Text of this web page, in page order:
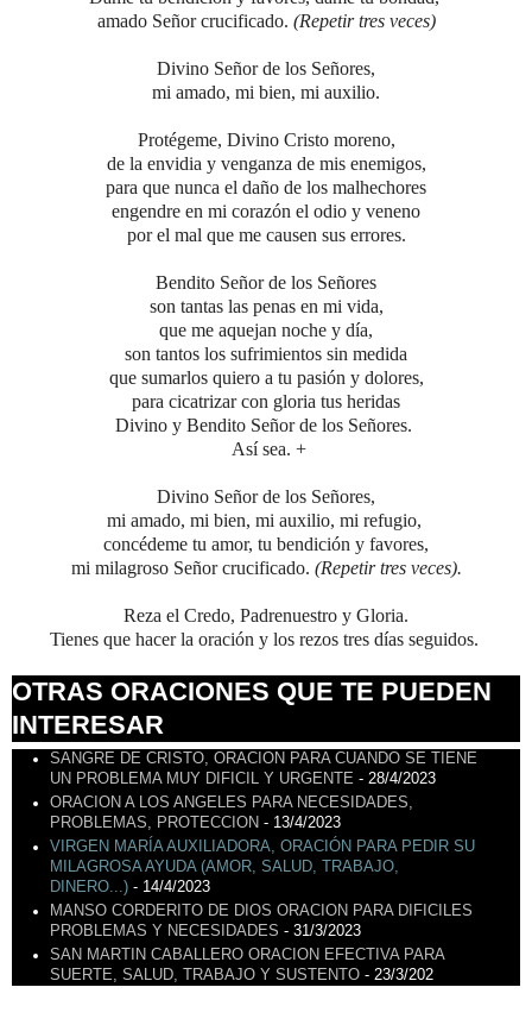
amado Señor crucificado. (Repetir tres veces)
Divino Señor de los Señores,
mi amado, mi bien, mi auxilio.
Protégeme, Divino Cristo moreno,
de la envidia y venganza de mis enemigos,
para que nunca el daño de los malhechores
engendre en mi corazón el odio y veneno
por el mal que me causen sus errores.
Bendito Señor de los Señores
son tantas las penas en mi vida,
que me aquejan noche y día,
son tantos los sufrimientos sin medida
que sumarlos quiero a tu pasión y dolores,
para cicatrizar con gloria tus heridas
Divino y Bendito Señor de los Señores.
Así sea. +
Divino Señor de los Señores,
mi amado, mi bien, mi auxilio, mi refugio,
concédeme tu amor, tu bendición y favores,
mi milagroso Señor crucificado. (Repetir tres veces).
Reza el Credo, Padrenuestro y Gloria.
Tienes que hacer la oración y los rezos tres días seguidos.
OTRAS ORACIONES QUE TE PUEDEN
INTERESAR
SANGRE DE CRISTO, ORACION PARA CUANDO SE TIENE
UN PROBLEMA MUY DIFICIL Y URGENTE - 28/4/2023
ORACION A LOS ANGELES PARA NECESIDADES,
PROBLEMAS, PROTECCION - 13/4/2023
VIRGEN MARÍA AUXILIADORA, ORACIÓN PARA PEDIR SU
MILAGROSA AYUDA (AMOR, SALUD, TRABAJO,
DINERO...)- 14/4/2023
MANSO CORDERITO DE DIOS ORACION PARA DIFICILES
PROBLEMAS Y NECESIDADES - 31/3/2023
SAN MARTIN CABALLERO ORACION EFECTIVA PARA
SUERTE, SALUD, TRABAJO Y SUSTENTO- 23/3/202